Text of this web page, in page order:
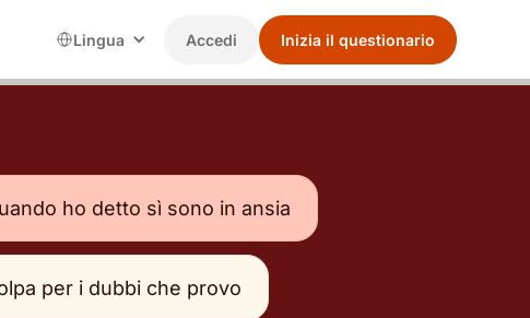
Lingua Accedi Inizia il questionario
ho detto sì sono in ansia
per i dubbi che provo